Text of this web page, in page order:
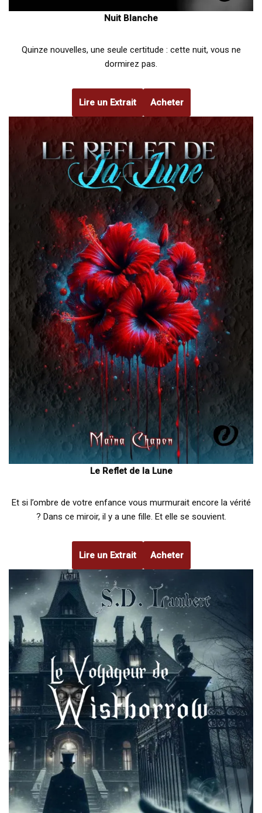
Nuit Blanche
Quinze nouvelles, une seule certitude : cette nuit, vous ne
dormirez pas.
Lire un Extrait Acheter
Le Reflet de la Lune
Et si l’ombre de votre enfance vous murmurait encore la vérité
? Dans ce miroir, il y a une fille. Et elle se souvient.
Lire un Extrait Acheter